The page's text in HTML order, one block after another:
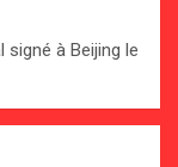
signé à Beijing le